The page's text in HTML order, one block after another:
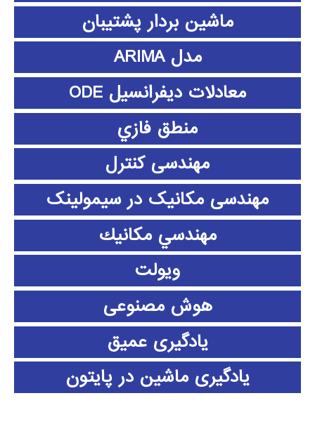
ماشین بردار پشتیبان
مدل ARIMA
معادلات دیفرانسیل ODE
منطق فازي
مهندسی کنترل
مهندسی مکانیک در سیمولینک
مهندسي مكانيك
ویولت
هوش مصنوعی
یادگیری عمیق
یادگیری ماشین در پایتون